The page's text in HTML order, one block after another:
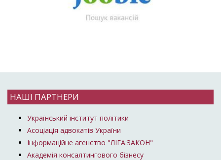
НАШІ ПАРТНЕРИ
Український інститут політики
Асоціація адвокатів України
Інформаційне агенство "ЛІГА:ЗАКОН"
Академія консалтингового бізнесу